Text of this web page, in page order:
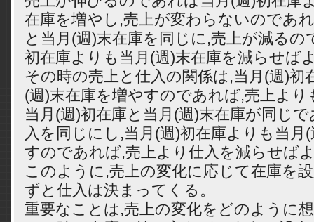
在庫を増やし,売上が変わらないのであ
と当月(週)末在庫を同じに,売上が減るの
初在庫よりも当月(週)末在庫を減らせば
その時の売上と仕入の関係は,当月(週)初
(週)末在庫を増やすのであれば,売上より
当月(週)初在庫と当月(週)末在庫が同じ
入を同じにし,当月(週)初在庫よりも当月
すのであれば,売上より仕入を減らせば
このように,売上の変化に応じて在庫を
ずと仕入は決まってくる。
重要なことは,売上の変化をどのように